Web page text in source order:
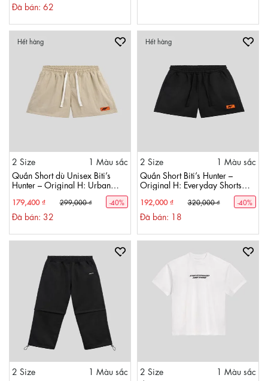
Đã bán: 62
Hết hàng
2 Size
1 Màu sắc
Quần Short dù Unisex Biti’s
Hunter – Original H: Urban
Shorts Unisex Màu Kem
ACMH00700KEM
179,400 ₫ 299,000 ₫ -40%
Đã bán: 32
Hết hàng
2 Size
1 Màu sắc
Quần Short Biti’s Hunter –
Original H: Everyday Shorts
Unisex Màu Đen
ACMH00900DEN
192,000 ₫ 320,000 ₫ -40%
Đã bán: 18
2 Size
1 Màu sắc
2 Size
1 Màu sắc